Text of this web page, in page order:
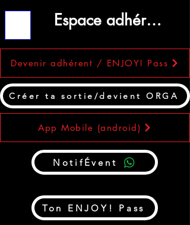
Devenir adhérent / ENJOY! Pass
Créer ta sortie/devient ORGA
Espace adhérent
NotifÉvent
App Mobile (android)
Ton ENJOY! Pass